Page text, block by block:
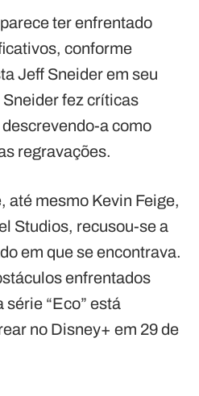
ter enfrentado
conforme
Jeff Sneider em seu
Sneider fez críticas
a como
regravações.
até mesmo Kevin Feige,
Studios, recusou-se a
em que se encontrava.
enfrentados
série “Eco” está
no Disney+ em 29 de